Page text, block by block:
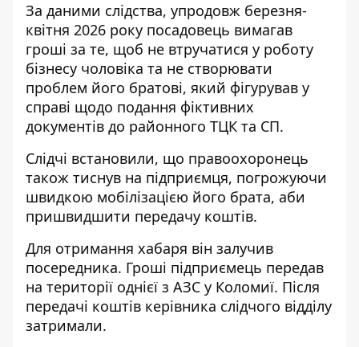
За даними слідства, упродовж березня-
квітня 2026 року посадовець вимагав
гроші за те, щоб не втручатися у роботу
бізнесу чоловіка та не створювати
проблем його братові, який фігурував у
справі щодо подання фіктивних
документів до районного ТЦК та СП.
Слідчі встановили, що правоохоронець
також тиснув на підприємця, погрожуючи
швидкою мобілізацією його брата, аби
пришвидшити передачу коштів.
Для отримання хабаря він залучив
посередника. Гроші підприємець передав
на території однієї з АЗС у Коломиї. Після
передачі коштів керівника слідчого відділу
затримали.